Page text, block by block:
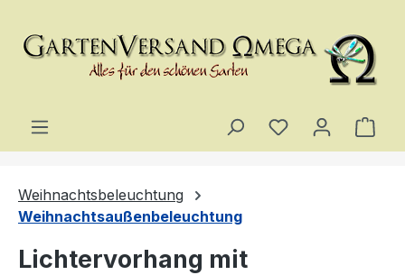
Du hast 0
Weihnachtsbeleuchtung
Weihnachtsaußenbeleuchtung
Lichtervorhang mit